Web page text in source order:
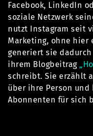
Facebook, LinkedIn
soziale Netzwerk
nutzt Instagram seit
Marketing, ohne hier
generiert sie
ihrem Blogbeitrag
schreibt. Sie erzählt
über ihre Person und
Abonnenten für sich